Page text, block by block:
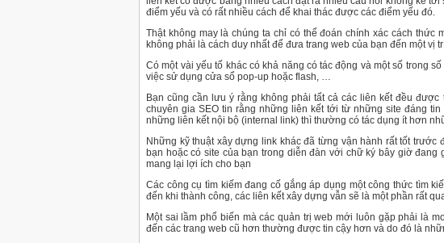
điểm yếu và có rất nhiều cách để khai thác được các điểm yếu đó.
Thật không may là chúng ta chỉ có thể đoán chính xác cách thức
không phải là cách duy nhất để đưa trang web của bạn đến một vị
Có một vài yếu tố khác có khả năng có tác động và một số trong
việc sử dụng cửa sổ pop-up hoặc flash, …
Bạn cũng cần lưu ý rằng không phải tất cả các liên kết đều
chuyên gia SEO tin rằng những liên kết tới từ những site đáng
những liên kết nội bộ (internal link) thì thường có tác dụng ít hơn
Những kỹ thuật xây dựng link khác đã từng vận hành rất tốt
bạn hoặc có site của bạn trong diễn đàn với chữ ký bây giờ
mang lại lợi ích cho bạn
Các công cụ tìm kiếm đang cố gắng áp dụng một công thức tìm
đến khi thành công, các liên kết xây dựng vẫn sẽ là một phần rất
Một sai lầm phổ biến mà các quản trị web mới luôn gặp phải là
đến các trang web cũ hơn thường được tin cậy hơn và do đó là